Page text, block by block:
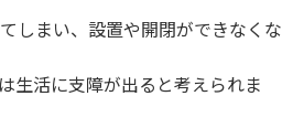
しまい、設置や開閉ができなくな
生活に支障が出ると考えられま